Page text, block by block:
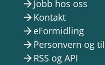
arrow_forward Jobb hos oss
arrow_forward Kontakt
arrow_forward eFormidling
arrow_forward Personvern og
arrow_forward RSS og API